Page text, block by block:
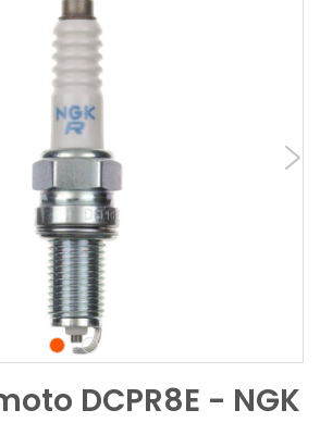
DCPR8E - NGK